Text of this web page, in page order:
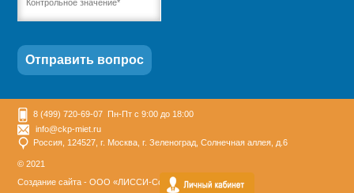
8 (499) 720-69-07 Пн-Пт с 9:00 до 18:00
info@ckp-miet.ru
Россия, 124527, г. Москва, г. Зеленоград, Солнечная аллея, д.6
© 2021
Создание сайта -ООО «ЛИССИ-Софт»